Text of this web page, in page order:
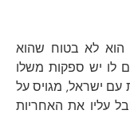
הוא לא בטוח שהוא
לו יש ספקות משלו
ישראל, מגויס על
עליו את האחריות